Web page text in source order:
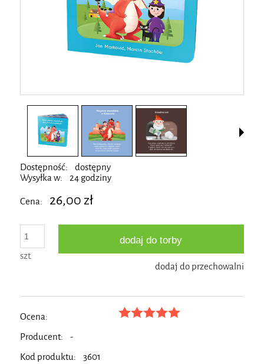
Dostępność:
dostępny
Wysyłka w:
24 godziny
Cena:
26,00 zł
szt.
dodaj do torby
dodaj do przechowalni
Ocena:
Producent:
-
Kod produktu:
3601